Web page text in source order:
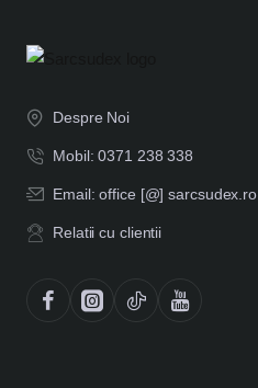
Despre Noi
Mobil: 0371 238 338
Email: office [@] sarcsudex.ro
Relatii cu clientii